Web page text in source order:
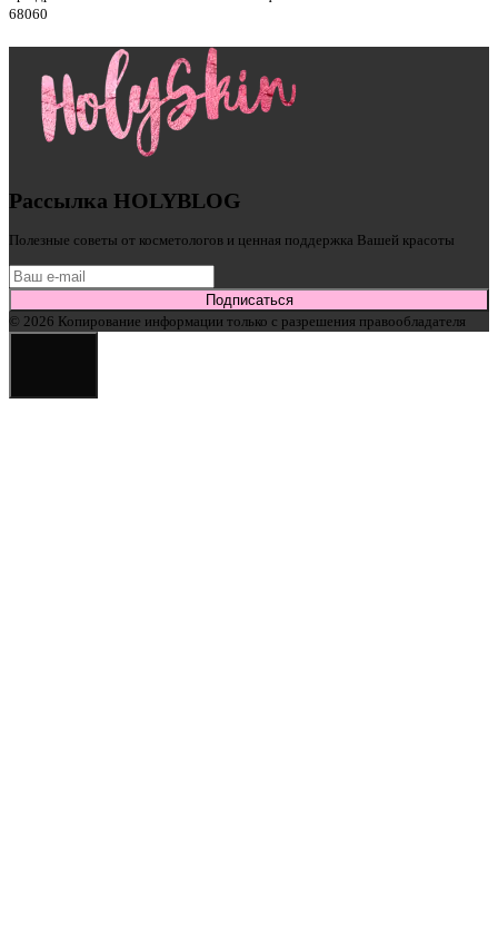
68060
Рассылка HOLYBLOG
Полезные советы от косметологов и ценная поддержка Вашей красоты
Подписаться
© 2026 Копирование информации только с разрешения правообладателя